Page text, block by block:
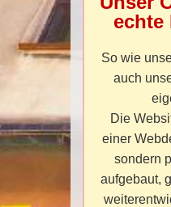
echte
So wie
auch
Die
einer
sondern
aufgebaut,